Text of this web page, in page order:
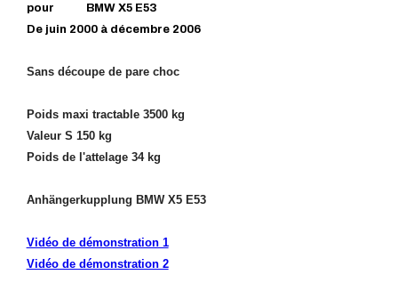
pour BMW X5 E53
De juin 2000 à décembre 2006
Sans découpe de pare choc
Poids maxi tractable 3500 kg
Valeur S 150 kg
Poids de l'attelage 34 kg
Anhängerkupplung BMW X5 E53
Vidéo de démonstration 1
Vidéo de démonstration 2